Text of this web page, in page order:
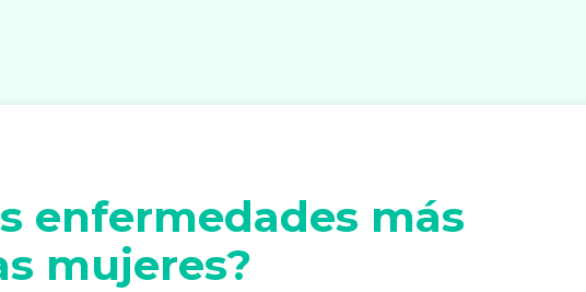
enfermedades más
mujeres?